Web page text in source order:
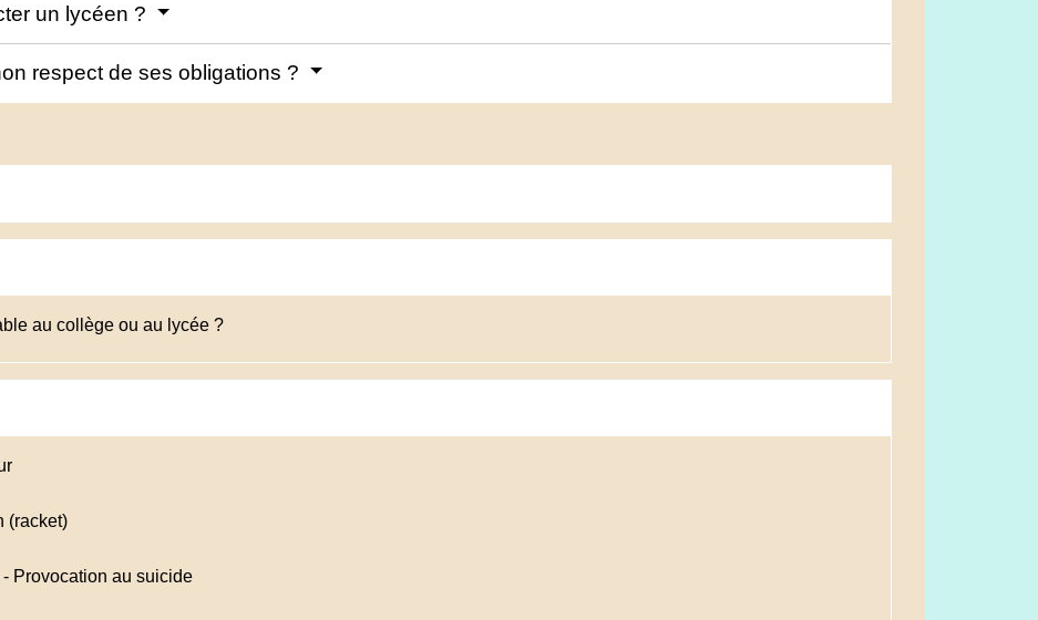
un lycéen ?
respect de ses obligations ?
au collège ou au lycée ?
(racket)
Provocation au suicide